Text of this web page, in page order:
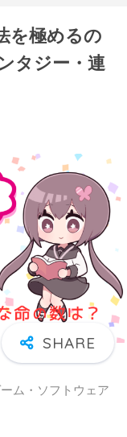
を極めるの
タジー・連
ム・ソフトウェア